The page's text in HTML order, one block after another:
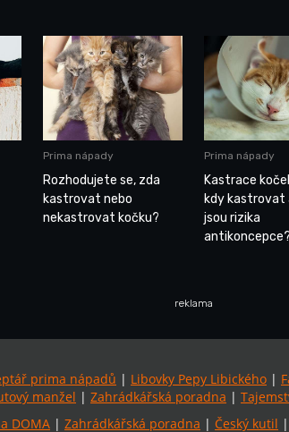
Prima nápady
Rozhodujete se, zda
kastrovat nebo
nekastrovat kočku?
Prima nápady
Kastrace
kdy kastrovat
jsou rizika
antikoncepce?
reklama
prima nápadů | Libovky Pepy Libického |
manžel | Zahrádkářská poradna |
DOMA | Zahrádkářská poradna | Český kutil |